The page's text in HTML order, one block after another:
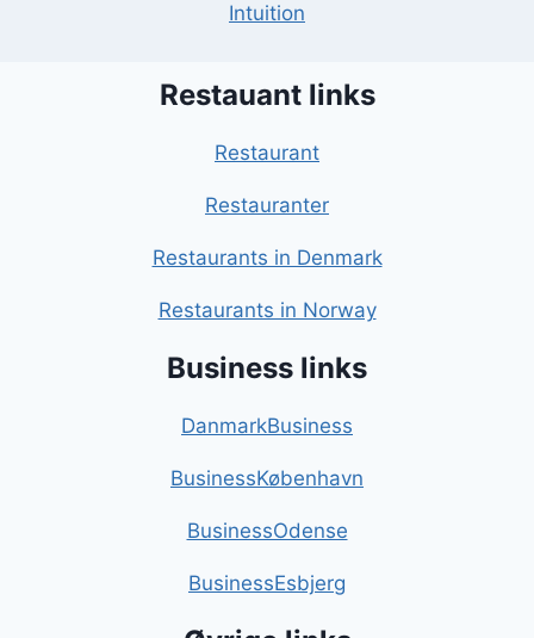
Intuition
Restauant links
Restaurant
Restauranter
Restaurants in Denmark
Restaurants in Norway
Business links
DanmarkBusiness
BusinessKøbenhavn
BusinessOdense
BusinessEsbjerg